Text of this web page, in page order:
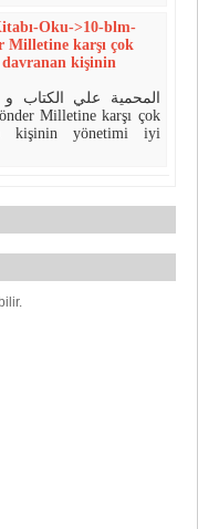
Oku->10-blm-
Milletine karşı çok
kişinin
kişinin yönetimi iyi